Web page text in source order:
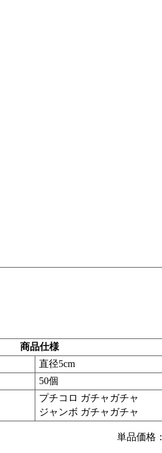
商品仕様
直径5cm
50個
プチコロ ガチャガチャ
ジャンボ ガチャガチャ
単品価格：